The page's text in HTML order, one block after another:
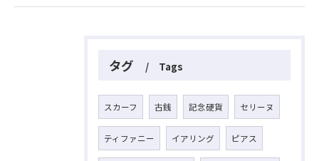
タグ Tags
スカーフ 古銭 記念硬貨 セリーヌ
ティファニー イアリング ピアス